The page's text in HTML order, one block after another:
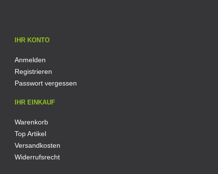
IHR KONTO
Anmelden
Registrieren
Passwort vergessen
IHR EINKAUF
Warenkorb
Top Artikel
Versandkosten
Widerrufsrecht